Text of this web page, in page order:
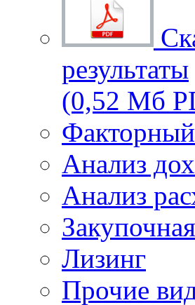
результаты
(0,52 Мб
Факторный
Анализ
Анализ
Лизинг
Прочие